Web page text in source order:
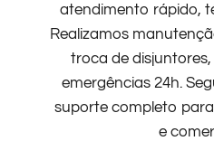
atendimento rápido,
Realizamos
troca de
emergências 24h.
suporte completo
e